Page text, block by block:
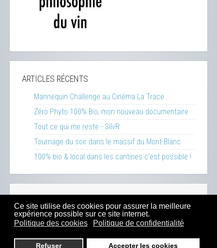
Ce site utilise des cookies pour assurer la meilleure
expérience possible sur ce site internet.
Politique des cookies
Politique de confidentialité
Refuser Accepter les cookies
ARTICLES RÉCENTS
Mannequin Challenge au Cinéma La Trace
Zéro Phyto 100% Bio, mon nouveau documentaire
Tout ce qui me reste - SilvR
Tournage du soir dans le massif du Mont-Blanc
100% bio & local dans les cantines c'est possible !
Sitemap-Mentions Légales-Contact- Boutique
© 2023Dahu Production- Tous droits réservés -